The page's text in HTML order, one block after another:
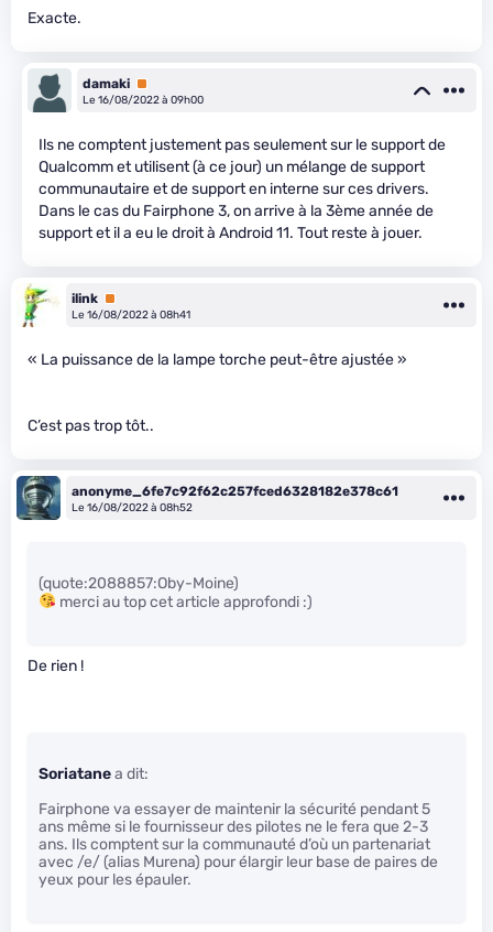
Exacte.
damaki Premium
Le 16/08/2022 à 09h00
Ils ne comptent justement pas seulement sur le support de
Qualcomm et utilisent (à ce jour) un mélange de support
communautaire et de support en interne sur ces drivers.
Dans le cas du Fairphone 3, on arrive à la 3ème année de
support et il a eu le droit à Android 11. Tout reste à jouer.
ilink Premium
Le 16/08/2022 à 08h41
« La puissance de la lampe torche peut-être ajustée »
C’est pas trop tôt..
anonyme_6fe7c92f62c257fced6328182e378c61
Le 16/08/2022 à 08h52
(quote:2088857:Oby-Moine)
merci au top cet article approfondi :)
De rien !
Soriatanea dit:
Fairphone va essayer de maintenir la sécurité pendant 5
ans même si le fournisseur des pilotes ne le fera que 2-3
ans. Ils comptent sur la communauté d’où un partenariat
avec /e/ (alias Murena) pour élargir leur base de paires de
yeux pour les épauler.